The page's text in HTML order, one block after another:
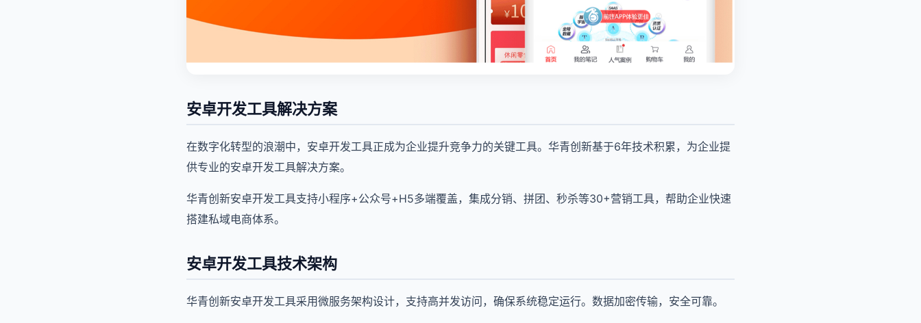
安卓开发工具解决方案
在数字化转型的浪潮中，安卓开发工具正成为企业提升竞争力的关键工具。华青创新基于6年技术积累，为企业提
供专业的安卓开发工具解决方案。
华青创新安卓开发工具支持小程序+公众号+H5多端覆盖，集成分销、拼团、秒杀等30+营销工具，帮助企业快速
搭建私域电商体系。
安卓开发工具技术架构
华青创新安卓开发工具采用微服务架构设计，支持高并发访问，确保系统稳定运行。数据加密传输，安全可靠。